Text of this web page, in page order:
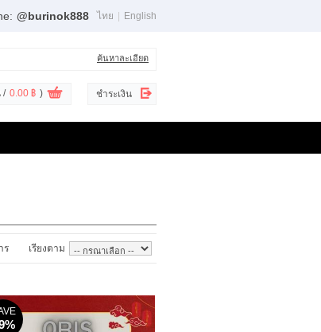
ไทย English
@burinok888
ค้นหาละเอียด
/ 0.00 ฿ ) ชำระเงิน
เรียงตาม
ร